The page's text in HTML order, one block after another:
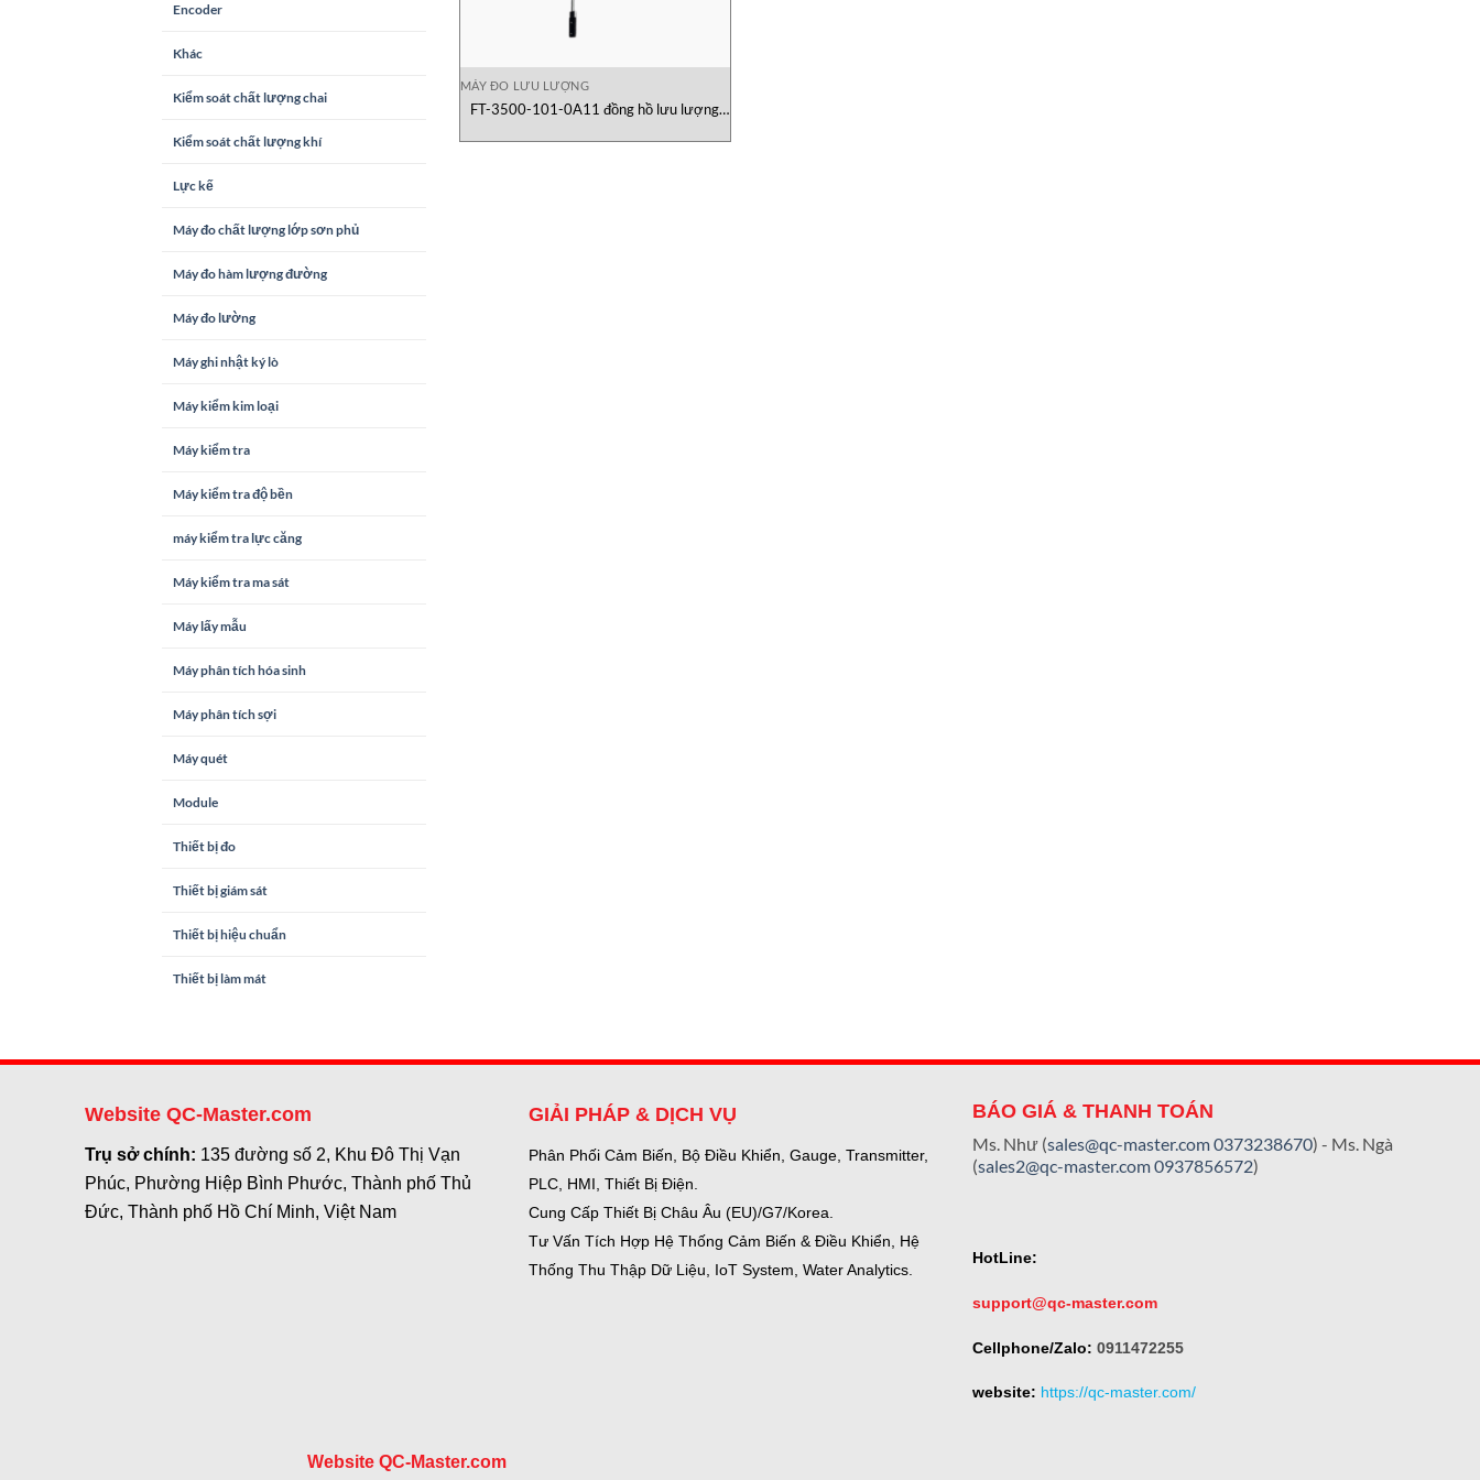
Encoder
Khác
Kiểm soát chất lượng chai
Kiểm soát chất lượng khí
Lực kế
Máy đo chất lượng lớp sơn phủ
Máy đo hàm lượng đường
Máy đo lường
Máy ghi nhật ký lò
Máy kiểm kim loại
Máy kiểm tra
Máy kiểm tra độ bền
máy kiểm tra lực căng
Máy kiểm tra ma sát
Máy lấy mẫu
Máy phân tích hóa sinh
Máy phân tích sợi
Máy quét
Module
Thiết bị đo
Thiết bị giám sát
Thiết bị hiệu chuẩn
Thiết bị làm mát
MÁY ĐO LƯU LƯỢNG
FT-3500-101-0A11 đồng hồ lưu lượng
Website QC-Master.com
Trụ sở chính: 135 đường số 2, Khu Đô Thị Vạn
Phúc, Phường Hiệp Bình Phước, Thành phố Thủ
Đức, Thành phố Hồ Chí Minh, Việt Nam
GIẢI PHÁP & DỊCH VỤ
Phân Phối Cảm Biến, Bộ Điều Khiển, Gauge, Transmitter,
PLC, HMI, Thiết Bị Điện.
Cung Cấp Thiết Bị Châu Âu (EU)/G7/Korea.
Tư Vấn Tích Hợp Hệ Thống Cảm Biến & Điều Khiển, Hệ
Thống Thu Thập Dữ Liệu, IoT System, Water Analytics.
BÁO GIÁ & THANH TOÁN
Ms. Như (sales@qc-master.com0373238670) - Ms. Ngà
(sales2@qc-master.com0937856572)
HotLine:
support@qc-master.com
Cellphone/Zalo: 0911472255
website: https://qc-master.com/
Website QC-Master.com